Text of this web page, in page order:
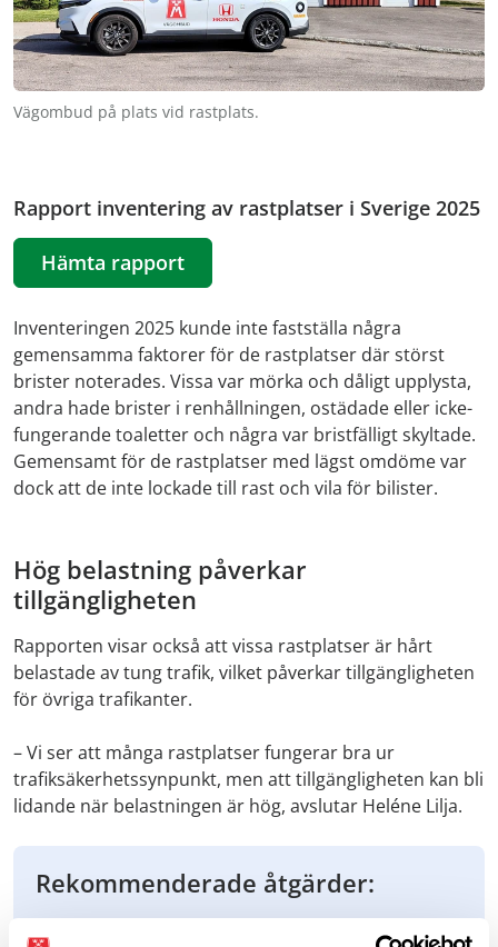
Vägombud på plats vid rastplats.
Rapport inventering av rastplatser i Sverige 2025
Hämta rapport
Inventeringen 2025 kunde inte fastställa några
gemensamma faktorer för de rastplatser där störst
brister noterades. Vissa var mörka och dåligt upplysta,
andra hade brister i renhållningen, ostädade eller icke-
fungerande toaletter och några var bristfälligt skyltade.
Gemensamt för de rastplatser med lägst omdöme var
dock att de inte lockade till rast och vila för bilister.
Hög belastning påverkar
tillgängligheten
Rapporten visar också att vissa rastplatser är hårt
belastade av tung trafik, vilket påverkar tillgängligheten
för övriga trafikanter.
– Vi ser att många rastplatser fungerar bra ur
trafiksäkerhetssynpunkt, men att tillgängligheten kan bli
lidande när belastningen är hög, avslutar Heléne Lilja.
Rekommenderade åtgärder: